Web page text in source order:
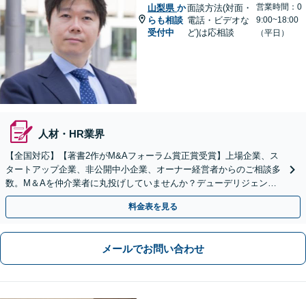
山梨県 か
らも相談
受付中
面談方法(対面・
電話・ビデオな
ど)は応相談
営業時間：0
9:00~18:00
（平日）
人材・HR業界
【全国対応】【著書2作がM&Aフォーラム賞正賞受賞】上場企業、ス
タートアップ企業、非公開中小企業、オーナー経営者からのご相談多
数。M＆Aを仲介業者に丸投げしていませんか？デューデリジェンス
や契約書作成・交渉はお任せください【初回無料】
料金表を見る
メールでお問い合わせ